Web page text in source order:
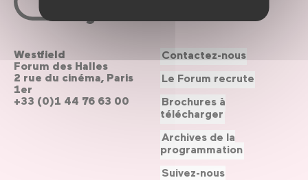
Westfield
Forum des Halles
2 rue du cinéma, Paris
1er
+33 (0)1 44 76 63 00
Contactez-nous
Le Forum recrute
Brochures à
télécharger
Archives de la
programmation
Suivez-nous